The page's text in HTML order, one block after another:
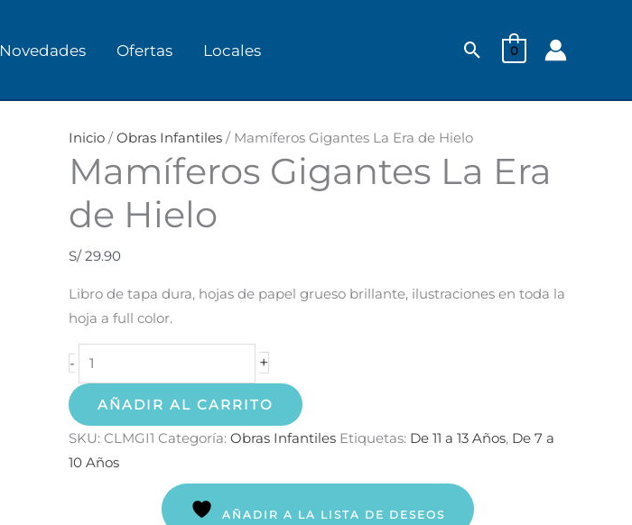
Novedades Ofertas Locales Buscar
0
Inicio /Obras Infantiles / Mamíferos Gigantes La Era de Hielo
Mamíferos Gigantes La Era
de Hielo
S/29.90
Libro de tapa dura, hojas de papel grueso brillante, ilustraciones en toda la
hoja a full color.
-
Gigantes
La
Era
de
cantidad
+
AÑADIR AL CARRITO
SKU: CLMGI1 Categoría: Obras Infantiles Etiquetas: De 11 a 13 Años, De 7 a
10 Años
AÑADIR A LA LISTA DE DESEOS